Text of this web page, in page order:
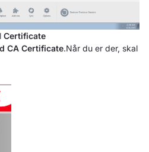
Certificate
CA Certificate.Når du er der, skal